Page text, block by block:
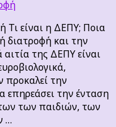
Τι είναι η ΔΕΠΥ; Ποια
διατροφή και την
της ΔΕΠΥ είναι
προκαλεί την
επηρεάσει την ένταση
των παιδιών, των
…